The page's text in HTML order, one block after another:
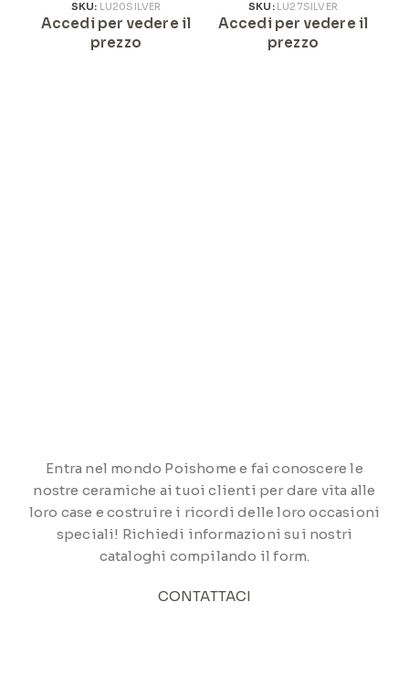
SKU: LU20SILVER
Accedi per vedere il
prezzo
SKU: LU27SILVER
Accedi per vedere il
prezzo
Entra nel mondo Poishome e fai conoscere le
nostre ceramiche ai tuoi clienti per dare vita alle
loro case e costruire i ricordi delle loro occasioni
speciali! Richiedi informazioni sui nostri
cataloghi compilando il form.
CONTATTACI